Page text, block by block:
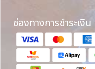
ช่องทางการชำระเงิน